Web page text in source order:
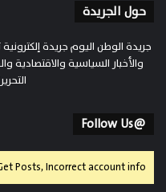
حول الجريدة
جريدة الوطن اليوم جريدة إلكترونية
والأخبار السياسية والاقتصادية
@Follow Us
Posts, Incorrect account info.